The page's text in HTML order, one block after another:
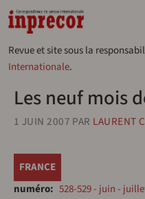
Aller au contenu principal
Revue et site sous la
Internationale.
Les neuf mois
1 JUIN 2007 PAR LAURENT
FRANCE
numéro
528-529 - juin -